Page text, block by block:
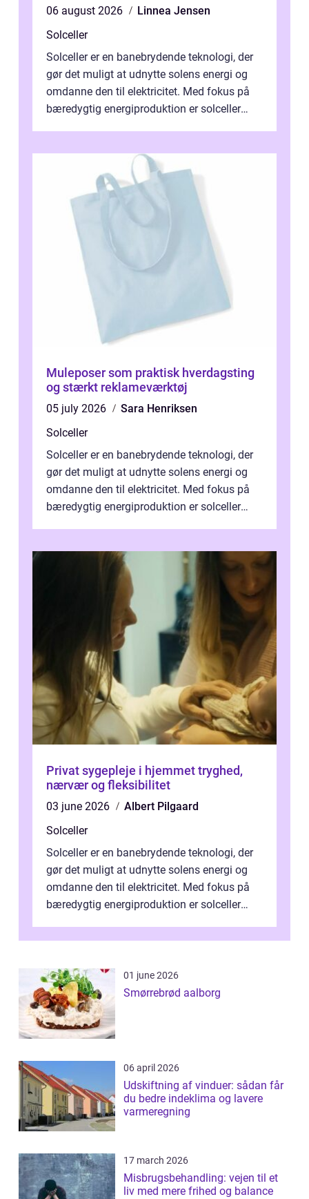
06 august 2026
Linnea Jensen
Solceller
Solceller er en banebrydende teknologi, der
gør det muligt at udnytte solens energi og
omdanne den til elektricitet. Med fokus på
bæredygtig energiproduktion er solceller
Muleposer som praktisk hverdagsting
og stærkt reklameværktøj
05 july 2026
Sara Henriksen
Solceller
Solceller er en banebrydende teknologi, der
gør det muligt at udnytte solens energi og
omdanne den til elektricitet. Med fokus på
bæredygtig energiproduktion er solceller
Privat sygepleje i hjemmet tryghed,
nærvær og fleksibilitet
03 june 2026
Albert Pilgaard
Solceller
Solceller er en banebrydende teknologi, der
gør det muligt at udnytte solens energi og
omdanne den til elektricitet. Med fokus på
bæredygtig energiproduktion er solceller
01 june 2026
Smørrebrød aalborg
06 april 2026
Udskiftning af vinduer: sådan får
du bedre indeklima og lavere
varmeregning
17 march 2026
Misbrugsbehandling: vejen til et
liv med mere frihed og balance